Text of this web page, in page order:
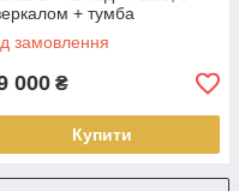
+ тумба
замовлення
000 ₴
Купити